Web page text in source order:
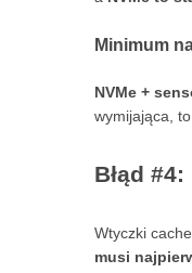
Minimum
NVMe +
wymijająca, to
Błąd
Wtyczki
musi